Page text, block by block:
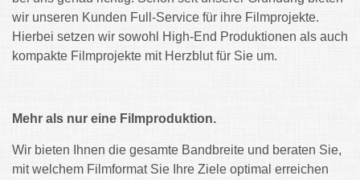
wir unseren Kunden Full-Service für ihre Filmprojekte.
Hierbei setzen wir sowohl High-End Produktionen als auch
kompakte Filmprojekte mit Herzblut für Sie um.
Mehr als nur eine Filmproduktion.
Wir bieten Ihnen die gesamte Bandbreite und beraten Sie,
mit welchem Filmformat Sie Ihre Ziele optimal erreichen